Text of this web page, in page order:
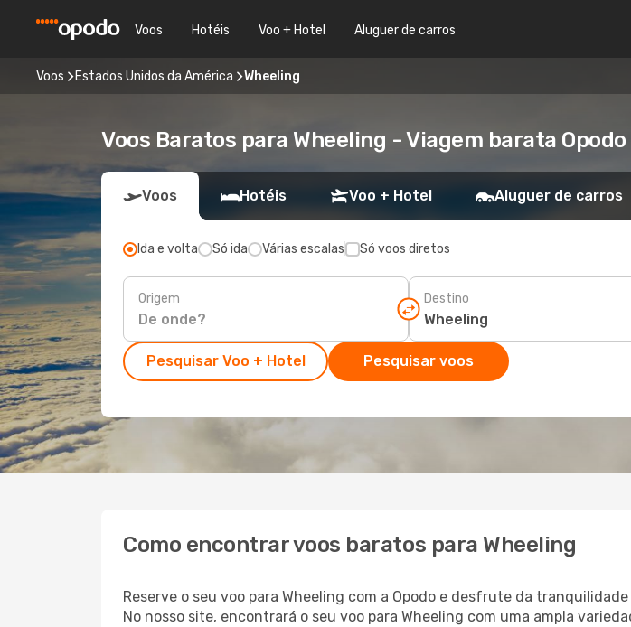
Voos Hotéis Voo + Hotel Aluguer de carros
Voos Estados Unidos da América Wheeling
Voos Baratos para Wheeling - Viagem barata Opodo
Voos Hotéis Voo + Hotel Aluguer de carros
Ida e volta Só ida Várias escalas Só voos diretos
Origem Destino
Pesquisar Voo + Hotel Pesquisar voos
Como encontrar voos baratos para Wheeling
Reserve o seu voo para Wheeling com a Opodo e desfrute da
No nosso site, encontrará o seu voo para Wheeling com uma ampla